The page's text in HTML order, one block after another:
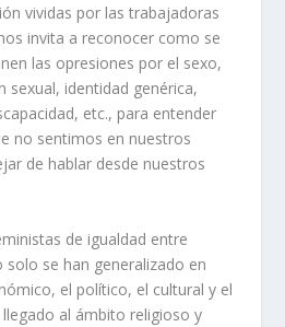
vividas por las trabajadoras
invita a reconocer como se
las opresiones por el sexo,
sexual, identidad genérica,
etc., para entender
no sentimos en nuestros
de hablar desde nuestros
de igualdad entre
se han generalizado en
el político, el cultural y el
al ámbito religioso y